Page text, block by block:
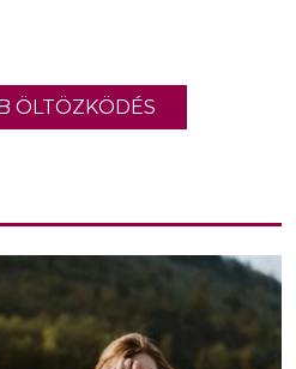
ÖLTÖZKÖDÉS